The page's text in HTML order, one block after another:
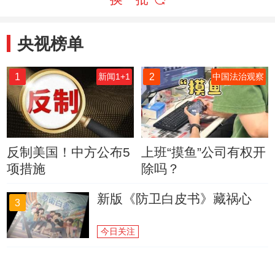
央视榜单
1 新闻1+1
反制美国！中方公布5
项措施
2 中国法治观察
上班“摸鱼”公司有权开
除吗？
3 新版《防卫白皮书》藏祸心
今日关注